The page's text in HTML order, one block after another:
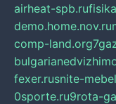
airheat-spb.ru
demo.home.nov.ru
comp-land.org
fexer.rusnite-
0sporte.ru9rota-